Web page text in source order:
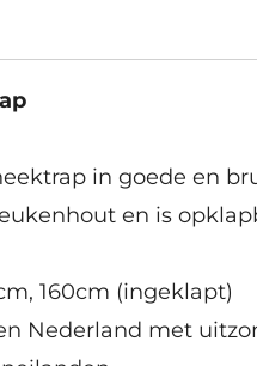
in goede en
en is
160cm (ingeklapt)
Nederland met